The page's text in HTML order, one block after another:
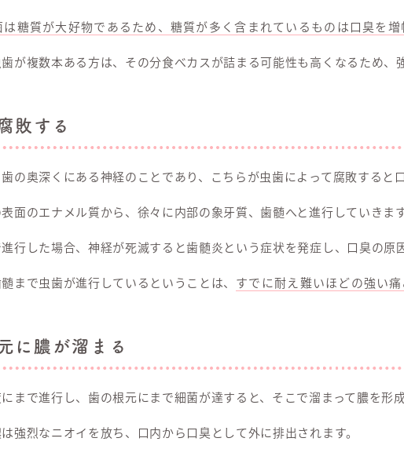
糖質が大好物であるため、糖質が多く含まれているものは口臭を増
が複数本ある方は、その分食べカスが詰まる可能性も高くなるため、
敗する
の奥深くにある神経のことであり、こちらが虫歯によって腐敗すると
面のエナメル質から、徐々に内部の象牙質、歯髄へと進行していきます
行した場合、神経が死滅すると歯髄炎という症状を発症し、口臭の原
まで虫歯が進行しているということは、 すでに耐え難いほどの強い
に膿が溜まる
まで進行し、歯の根元にまで細菌が達すると、そこで溜まって膿を形
強烈なニオイを放ち、口内から口臭として外に排出されます。